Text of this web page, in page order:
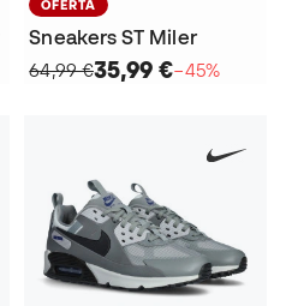
OFERTA
Sneakers ST Miler
64,99 €35,99 €−45%